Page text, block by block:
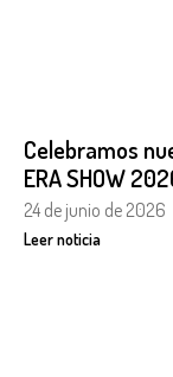
Celebramos
ERA SHOW
24 de junio de 2026
Leer noticia